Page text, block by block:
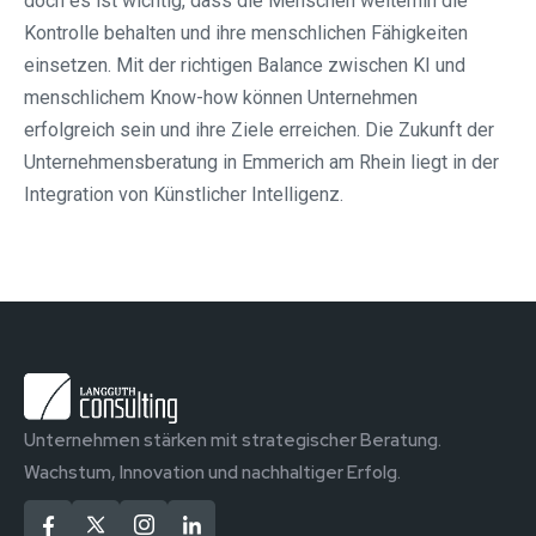
Kontrolle behalten und ihre menschlichen Fähigkeiten
einsetzen. Mit der richtigen Balance zwischen KI und
menschlichem Know-how können Unternehmen
erfolgreich sein und ihre Ziele erreichen. Die Zukunft der
Unternehmensberatung in Emmerich am Rhein liegt in der
Integration von Künstlicher Intelligenz.
Unternehmen stärken mit strategischer Beratung.
Wachstum, Innovation und nachhaltiger Erfolg.